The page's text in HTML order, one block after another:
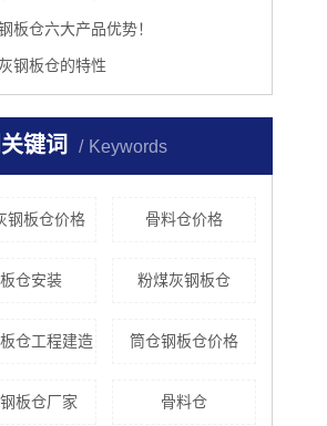
板仓六大产品优势！
钢板仓的特性
键词 Keywords
钢板仓价格 骨料仓价格
仓安装 粉煤灰钢板仓
仓工程建造 筒仓钢板仓价格
板仓厂家 骨料仓